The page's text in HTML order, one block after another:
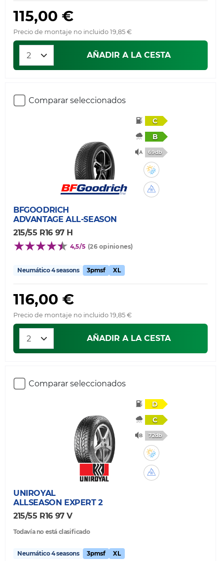
115,00 €
Precio de montaje no incluido 19,85 €
AÑADIR A LA CESTA
Comparar seleccionados
C
B
69db
BFGOODRICH
ADVANTAGE ALL-SEASON
215/55 R16 97 H
4,5/5 (26 opiniones)
Neumático 4 seasons 3pmsf XL
116,00 €
Precio de montaje no incluido 19,85 €
AÑADIR A LA CESTA
Comparar seleccionados
D
C
72db
UNIROYAL
ALLSEASON EXPERT 2
215/55 R16 97 V
Todavía no está clasificado
Neumático 4 seasons 3pmsf XL